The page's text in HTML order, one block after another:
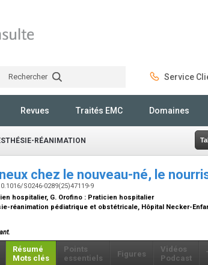
Rechercher Service
Revues Traités EMC Domaines
RÉANIMATION
chez le nouveau-né, le
S0246-0289(25)47119-9
hospitalier, G. Orofino : Praticien hospitalier
réanimation pédiatrique et obstétricale, Hôpital Necker-
Résumé
Mots clés
Points
essentiels
Figures
Vidéos
Podcast